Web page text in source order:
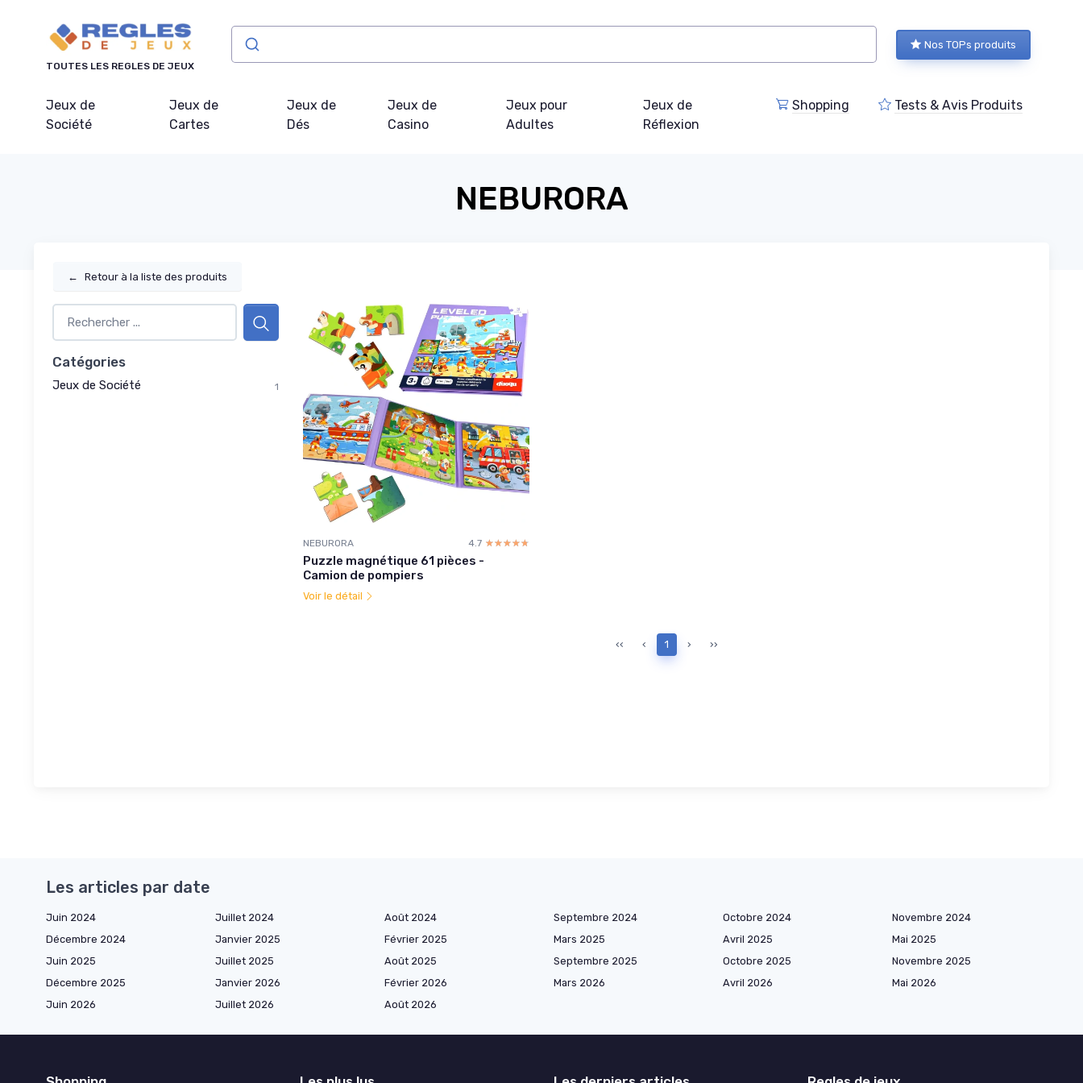
TOUTES LES REGLES DE JEUX
Nos TOPs produits
Jeux de
Société
Jeux de
Cartes
Jeux de
Dés
Jeux de
Casino
Jeux pour
Adultes
Jeux de
Réflexion
Shopping Tests & Avis Produits
NEBURORA
← Retour à la liste des produits
Catégories
Jeux de Société 1
NEBURORA 4.7 ☆☆☆☆☆
★★★★★
Puzzle magnétique 61 pièces -
Camion de pompiers
Voir le détail
‹‹ ‹ 1 › ››
Les articles par date
Juin 2024 Juillet 2024 Août 2024 Septembre 2024 Octobre 2024
Novembre 2024
Décembre 2024
Janvier 2025 Février 2025 Mars 2025 Avril 2025
Mai 2025
Juin 2025
Juillet 2025 Août 2025 Septembre 2025 Octobre 2025
Novembre 2025
Décembre 2025
Janvier 2026 Février 2026 Mars 2026 Avril 2026
Mai 2026
Juin 2026
Juillet 2026 Août 2026